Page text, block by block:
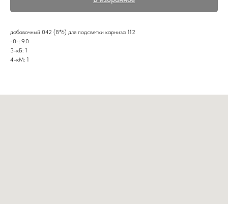
добавочный 042 (8*6) для подсветки карниза 112
-0-: 9.0
3-кБ: 1
4-кМ: 1